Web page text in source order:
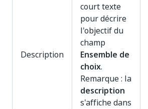
Description
court texte
pour décrire
l'objectif du
champ
Ensemble de
choix.
Remarque : la
description
s'affiche dans